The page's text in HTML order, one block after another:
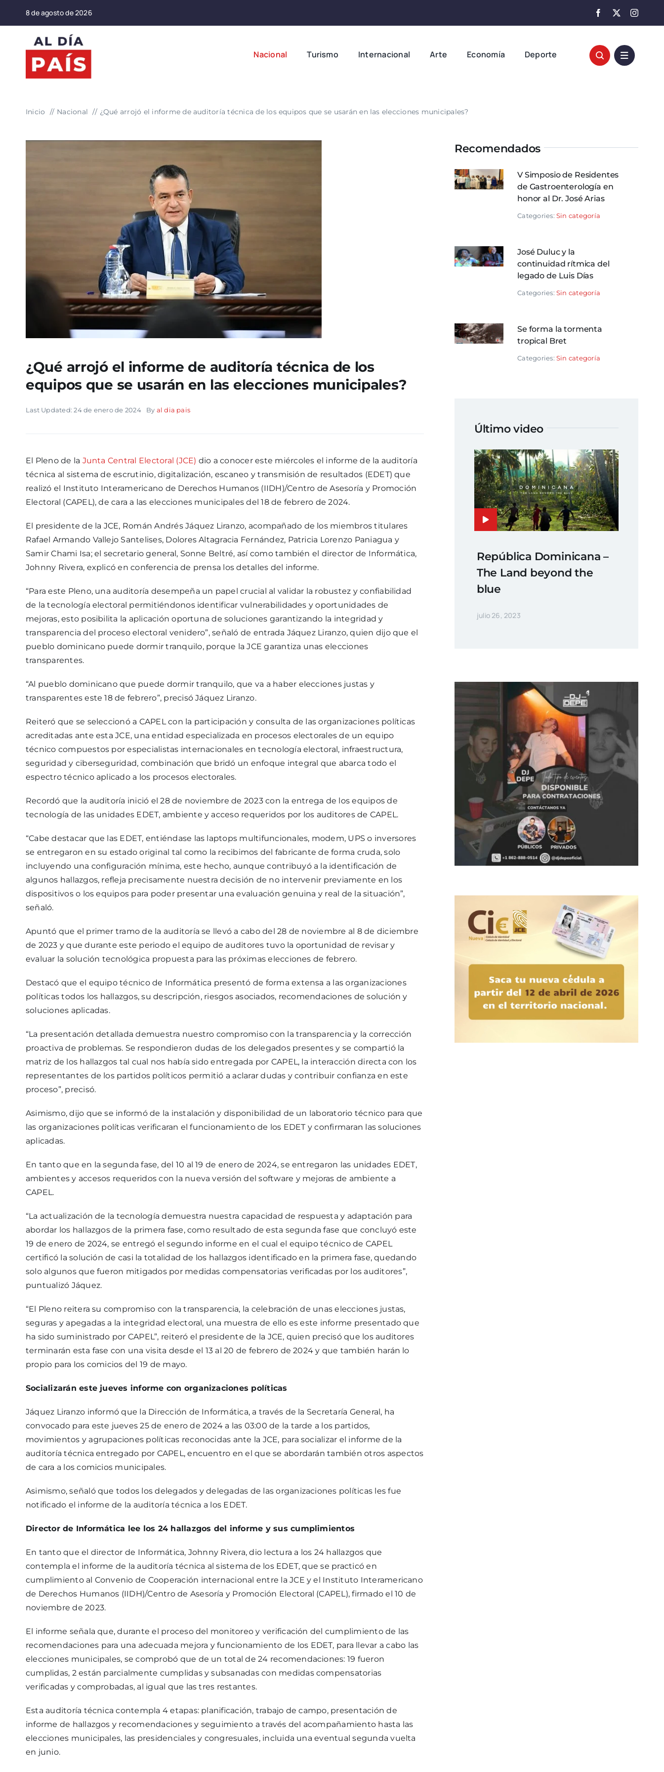
8 de agosto de 2026
Nacional Turismo Internacional Arte Economía Deporte
Inicio Nacional ¿Qué arrojó el informe de auditoría técnica de los equipos que se usarán en las elecciones municipales?
¿Qué arrojó el informe de auditoría técnica de los
equipos que se usarán en las elecciones municipales?
Last Updated: 24 de enero de 2024 By al dia pais
El Pleno de la Junta Central Electoral (JCE) dio a conocer este miércoles el informe de la auditoría
técnica al sistema de escrutinio, digitalización, escaneo y transmisión de resultados (EDET) que
realizó el Instituto Interamericano de Derechos Humanos (IIDH)/Centro de Asesoría y Promoción
Electoral (CAPEL), de cara a las elecciones municipales del 18 de febrero de 2024.
El presidente de la JCE, Román Andrés Jáquez Liranzo, acompañado de los miembros titulares
Rafael Armando Vallejo Santelises, Dolores Altagracia Fernández, Patricia Lorenzo Paniagua y
Samir Chami Isa; el secretario general, Sonne Beltré, así como también el director de Informática,
Johnny Rivera, explicó en conferencia de prensa los detalles del informe.
“Para este Pleno, una auditoría desempeña un papel crucial al validar la robustez y confiabilidad
de la tecnología electoral permitiéndonos identificar vulnerabilidades y oportunidades de
mejoras, esto posibilita la aplicación oportuna de soluciones garantizando la integridad y
transparencia del proceso electoral venidero”, señaló de entrada Jáquez Liranzo, quien dijo que el
pueblo dominicano puede dormir tranquilo, porque la JCE garantiza unas elecciones
transparentes.
“Al pueblo dominicano que puede dormir tranquilo, que va a haber elecciones justas y
transparentes este 18 de febrero”, precisó Jáquez Liranzo.
Reiteró que se seleccionó a CAPEL con la participación y consulta de las organizaciones políticas
acreditadas ante esta JCE, una entidad especializada en procesos electorales de un equipo
técnico compuestos por especialistas internacionales en tecnología electoral, infraestructura,
seguridad y ciberseguridad, combinación que bridó un enfoque integral que abarca todo el
espectro técnico aplicado a los procesos electorales.
Recordó que la auditoría inició el 28 de noviembre de 2023 con la entrega de los equipos de
tecnología de las unidades EDET, ambiente y acceso requeridos por los auditores de CAPEL.
“Cabe destacar que las EDET, entiéndase las laptops multifuncionales, modem, UPS o inversores
se entregaron en su estado original tal como la recibimos del fabricante de forma cruda, solo
incluyendo una configuración mínima, este hecho, aunque contribuyó a la identificación de
algunos hallazgos, refleja precisamente nuestra decisión de no intervenir previamente en los
dispositivos o los equipos para poder presentar una evaluación genuina y real de la situación”,
señaló.
Apuntó que el primer tramo de la auditoría se llevó a cabo del 28 de noviembre al 8 de diciembre
de 2023 y que durante este periodo el equipo de auditores tuvo la oportunidad de revisar y
evaluar la solución tecnológica propuesta para las próximas elecciones de febrero.
Destacó que el equipo técnico de Informática presentó de forma extensa a las organizaciones
políticas todos los hallazgos, su descripción, riesgos asociados, recomendaciones de solución y
soluciones aplicadas.
“La presentación detallada demuestra nuestro compromiso con la transparencia y la corrección
proactiva de problemas. Se respondieron dudas de los delegados presentes y se compartió la
matriz de los hallazgos tal cual nos había sido entregada por CAPEL, la interacción directa con los
representantes de los partidos políticos permitió a aclarar dudas y contribuir confianza en este
proceso”, precisó.
Asimismo, dijo que se informó de la instalación y disponibilidad de un laboratorio técnico para que
las organizaciones políticas verificaran el funcionamiento de los EDET y confirmaran las soluciones
aplicadas.
En tanto que en la segunda fase, del 10 al 19 de enero de 2024, se entregaron las unidades EDET,
ambientes y accesos requeridos con la nueva versión del software y mejoras de ambiente a
CAPEL.
“La actualización de la tecnología demuestra nuestra capacidad de respuesta y adaptación para
abordar los hallazgos de la primera fase, como resultado de esta segunda fase que concluyó este
19 de enero de 2024, se entregó el segundo informe en el cual el equipo técnico de CAPEL
certificó la solución de casi la totalidad de los hallazgos identificado en la primera fase, quedando
solo algunos que fueron mitigados por medidas compensatorias verificadas por los auditores”,
puntualizó Jáquez.
“El Pleno reitera su compromiso con la transparencia, la celebración de unas elecciones justas,
seguras y apegadas a la integridad electoral, una muestra de ello es este informe presentado que
ha sido suministrado por CAPEL”, reiteró el presidente de la JCE, quien precisó que los auditores
terminarán esta fase con una visita desde el 13 al 20 de febrero de 2024 y que también harán lo
propio para los comicios del 19 de mayo.
Socializarán este jueves informe con organizaciones políticas
Jáquez Liranzo informó que la Dirección de Informática, a través de la Secretaría General, ha
convocado para este jueves 25 de enero de 2024 a las 03:00 de la tarde a los partidos,
movimientos y agrupaciones políticas reconocidas ante la JCE, para socializar el informe de la
auditoría técnica entregado por CAPEL, encuentro en el que se abordarán también otros aspectos
de cara a los comicios municipales.
Asimismo, señaló que todos los delegados y delegadas de las organizaciones políticas les fue
notificado el informe de la auditoría técnica a los EDET.
Director de Informática lee los 24 hallazgos del informe y sus cumplimientos
En tanto que el director de Informática, Johnny Rivera, dio lectura a los 24 hallazgos que
contempla el informe de la auditoría técnica al sistema de los EDET, que se practicó en
cumplimiento al Convenio de Cooperación internacional entre la JCE y el Instituto Interamericano
de Derechos Humanos (IIDH)/Centro de Asesoría y Promoción Electoral (CAPEL), firmado el 10 de
noviembre de 2023.
El informe señala que, durante el proceso del monitoreo y verificación del cumplimiento de las
recomendaciones para una adecuada mejora y funcionamiento de los EDET, para llevar a cabo las
elecciones municipales, se comprobó que de un total de 24 recomendaciones: 19 fueron
cumplidas, 2 están parcialmente cumplidas y subsanadas con medidas compensatorias
verificadas y comprobadas, al igual que las tres restantes.
Esta auditoría técnica contempla 4 etapas: planificación, trabajo de campo, presentación de
informe de hallazgos y recomendaciones y seguimiento a través del acompañamiento hasta las
elecciones municipales, las presidenciales y congresuales, incluida una eventual segunda vuelta
en junio.
Recomendados
V Simposio de Residentes
de Gastroenterología en
honor al Dr. José Arias
Categories: Sin categoría
José Duluc y la
continuidad rítmica del
legado de Luis Días
Categories: Sin categoría
Se forma la tormenta
tropical Bret
Categories: Sin categoría
Último video
República Dominicana –
The Land beyond the
blue
julio 26, 2023